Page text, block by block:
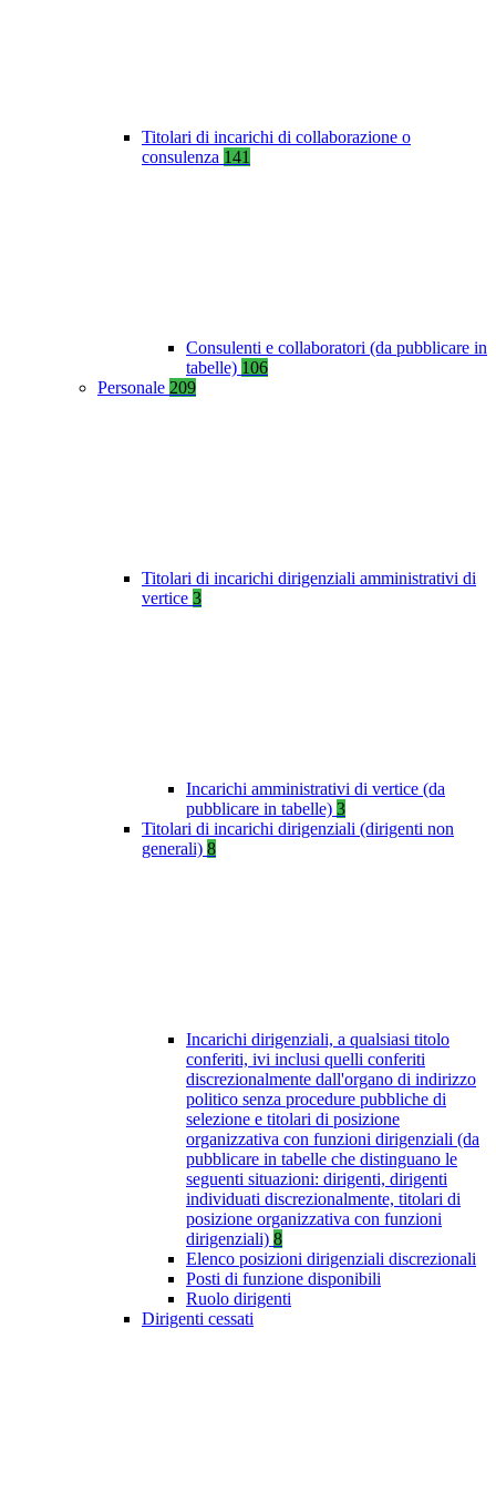
Titolari di incarichi di collaborazione o
consulenza 141
Consulenti e collaboratori (da pubblicare in
tabelle) 106
Personale 209
Titolari di incarichi dirigenziali amministrativi di
vertice 3
Incarichi amministrativi di vertice (da
pubblicare in tabelle) 3
Titolari di incarichi dirigenziali (dirigenti non
generali) 8
Incarichi dirigenziali, a qualsiasi titolo
conferiti, ivi inclusi quelli conferiti
discrezionalmente dall'organo di indirizzo
politico senza procedure pubbliche di
selezione e titolari di posizione
organizzativa con funzioni dirigenziali (da
pubblicare in tabelle che distinguano le
seguenti situazioni: dirigenti, dirigenti
individuati discrezionalmente, titolari di
posizione organizzativa con funzioni
dirigenziali) 8
Elenco posizioni dirigenziali discrezionali
Posti di funzione disponibili
Ruolo dirigenti
Dirigenti cessati